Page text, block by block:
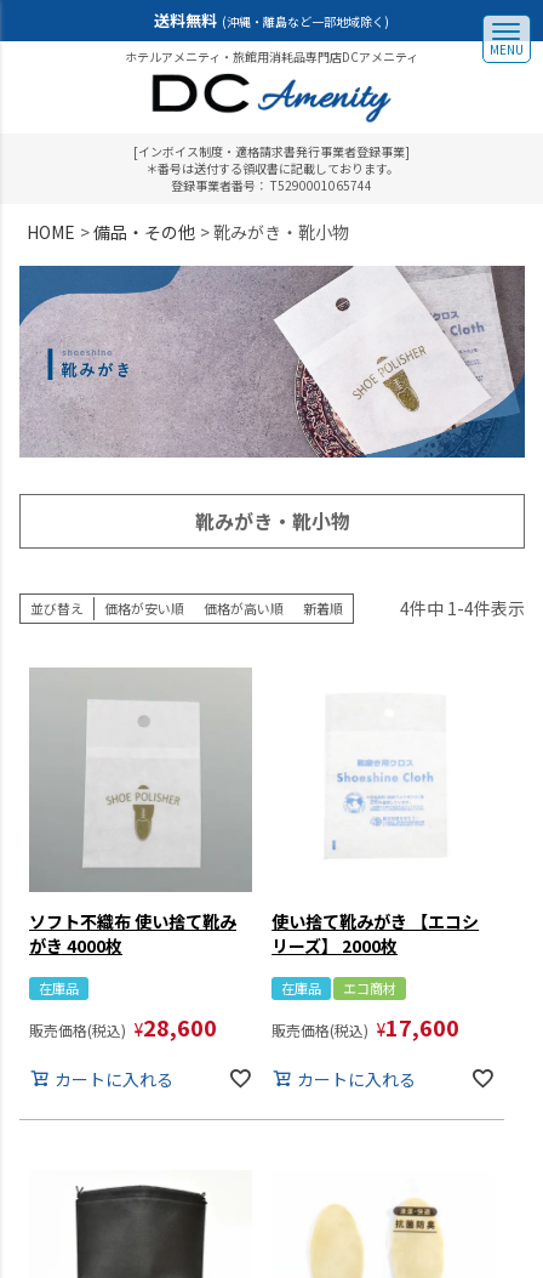
送料無料 (沖縄・離島など一部地域除く)
ホテルアメニティ・旅館用消耗品専門店DCアメニティ
[インボイス制度・適格請求書発行事業者登録事業]
＊番号は送付する領収書に記載しております。
登録事業者番号： T5290001065744
MENU
HOME 備品・その他 靴みがき・靴小物
靴みがき・靴小物
並び替え 価格が安い順 価格が高い順 新着順 4件中 1-4件表示
ソフト不織布 使い捨て靴み
がき 4000枚
在庫品
販売価格(税込) ¥28,600
カートに入れる
使い捨て靴みがき 【エコシ
リーズ】 2000枚
在庫品 エコ商材
販売価格(税込) ¥17,600
カートに入れる